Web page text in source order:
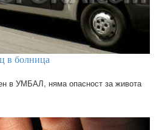
в болница
в УМБАЛ, няма опасност за живота